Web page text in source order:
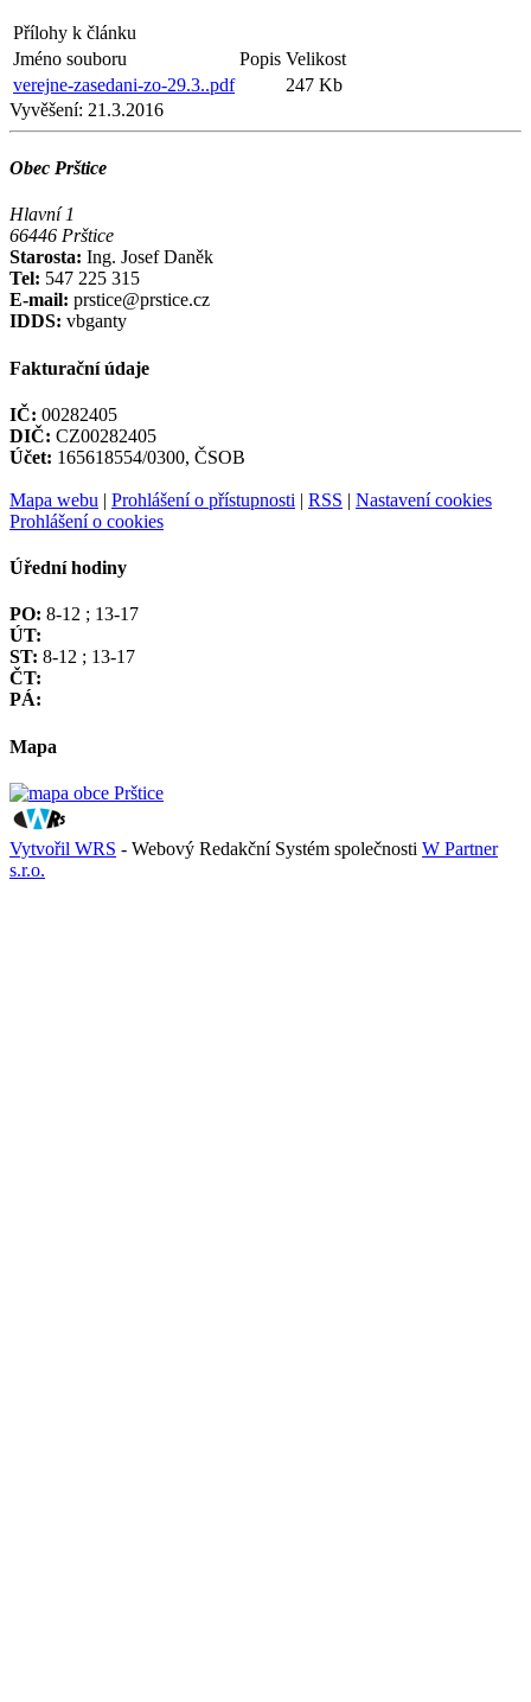
Přílohy k článku
Jméno souboru
Popis Velikost
verejne-zasedani-zo-29.3..pdf
247 Kb
Vyvěšení: 21.3.2016
Obec Prštice
Hlavní 1
66446 Prštice
Starosta: Ing. Josef Daněk
Tel: 547 225 315
E-mail: prstice@prstice.cz
IDDS: vbganty
Fakturační údaje
IČ: 00282405
DIČ: CZ00282405
Účet: 165618554/0300, ČSOB
Mapa webu | Prohlášení o přístupnosti | RSS | Nastavení cookies
Prohlášení o cookies
Úřední hodiny
PO: 8-12 ; 13-17
ÚT:
ST: 8-12 ; 13-17
ČT:
PÁ:
Mapa
Vytvořil WRS - Webový Redakční Systém společnosti W Partner
s.r.o.